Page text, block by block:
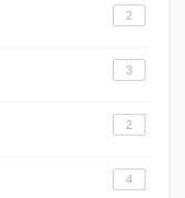
2
3
2
4